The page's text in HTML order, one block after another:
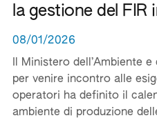
la gestione del
08/01/2026
Il Ministero dell’Ambiente
per venire incontro alle
operatori ha definito il
ambiente di produzione